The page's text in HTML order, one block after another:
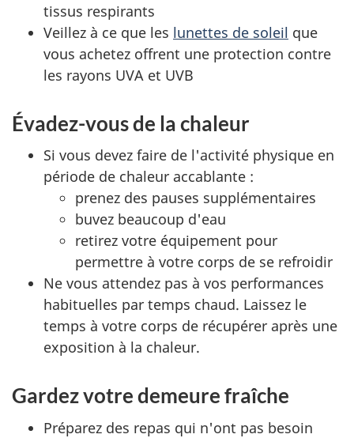
tissus respirants
Veillez à ce que les lunettes de soleil que
vous achetez offrent une protection contre
les rayons UVA et UVB
Évadez-vous de la chaleur
Si vous devez faire de l'activité physique en
période de chaleur accablante :
prenez des pauses supplémentaires
buvez beaucoup d'eau
retirez votre équipement pour
permettre à votre corps de se refroidir
Ne vous attendez pas à vos performances
habituelles par temps chaud. Laissez le
temps à votre corps de récupérer après une
exposition à la chaleur.
Gardez votre demeure fraîche
Préparez des repas qui n'ont pas besoin